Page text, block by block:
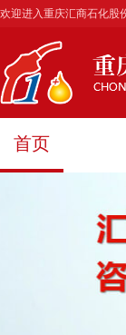
欢迎进入重庆汇商石化股
首页